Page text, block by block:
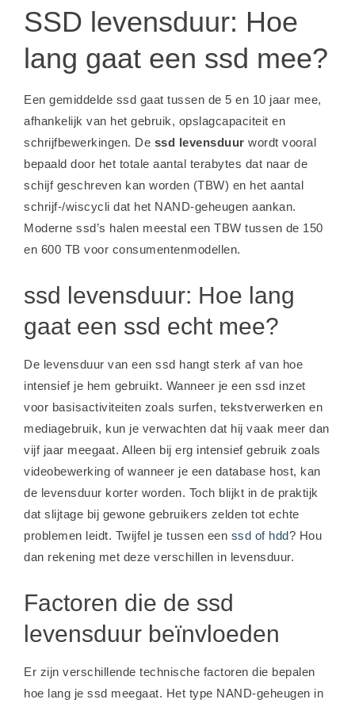
SSD levensduur: Hoe
lang gaat een ssd mee?
Een gemiddelde ssd gaat tussen de 5 en 10 jaar mee,
afhankelijk van het gebruik, opslagcapaciteit en
schrijfbewerkingen. De ssd levensduur wordt vooral
bepaald door het totale aantal terabytes dat naar de
schijf geschreven kan worden (TBW) en het aantal
schrijf-/wiscycli dat het NAND-geheugen aankan.
Moderne ssd’s halen meestal een TBW tussen de 150
en 600 TB voor consumentenmodellen.
ssd levensduur: Hoe lang
gaat een ssd echt mee?
De levensduur van een ssd hangt sterk af van hoe
intensief je hem gebruikt. Wanneer je een ssd inzet
voor basisactiviteiten zoals surfen, tekstverwerken en
mediagebruik, kun je verwachten dat hij vaak meer dan
vijf jaar meegaat. Alleen bij erg intensief gebruik zoals
videobewerking of wanneer je een database host, kan
de levensduur korter worden. Toch blijkt in de praktijk
dat slijtage bij gewone gebruikers zelden tot echte
problemen leidt. Twijfel je tussen een ssd of hdd? Hou
dan rekening met deze verschillen in levensduur.
Factoren die de ssd
levensduur beïnvloeden
Er zijn verschillende technische factoren die bepalen
hoe lang je ssd meegaat. Het type NAND-geheugen in